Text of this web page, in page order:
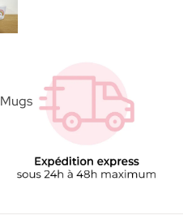
Mugs
Pots à crayons
Articles en bois